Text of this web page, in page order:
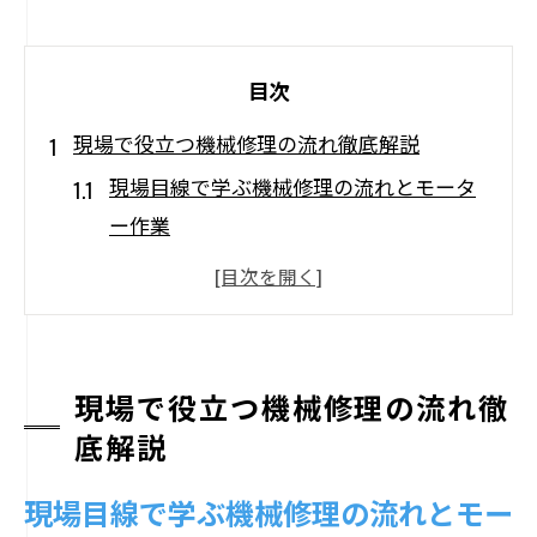
目次
現場で役立つ機械修理の流れ徹底解説
現場目線で学ぶ機械修理の流れとモータ
ー作業
モーター故障時の修理手順と基本知識を
解説
ー点検法
現場で実践するモーター修理の流れとポ
イント
機械修理の流れに沿ったモーター安全作
現場で役立つ機械修理の流れ徹
底解説
現場目線で学ぶ機械修理の流れとモー